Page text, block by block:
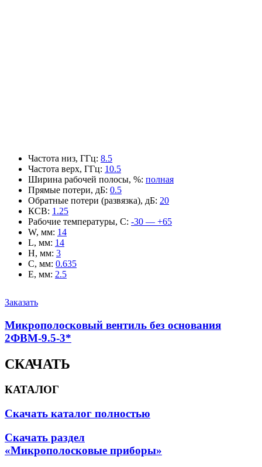
Частота низ, ГГц: 8.5
Частота верх, ГГц: 10.5
Ширина рабочей полосы, %: полная
Прямые потери, дБ: 0.5
Обратные потери (развязка), дБ: 20
КСВ: 1.25
Рабочие температуры, С: -30 — +65
W, мм: 14
L, мм: 14
H, мм: 3
C, мм: 0.635
E, мм: 2.5
Заказать
Микрополосковый вентиль без основания
2ФВМ-9.5-3*
СКАЧАТЬ
КАТАЛОГ
Скачать каталог полностью
Скачать раздел
«Микрополосковые приборы»